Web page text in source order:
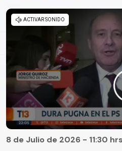
8 de Julio de 2026 - 11:30